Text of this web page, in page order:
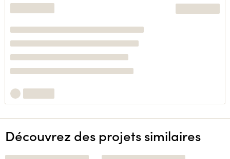
Découvrez des projets similaires